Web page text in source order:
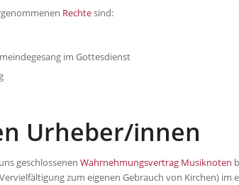
Rechtesind:
im Gottesdienst
Urheber/innen
geschlossenen Wahrnehmungsvertrag Musiknoten
zum eigenen Gebrauch von Kirchen) im